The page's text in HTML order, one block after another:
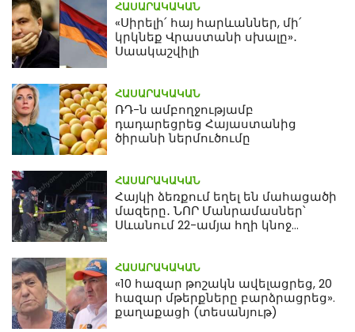
ՀԱՍԱՐԱԿԱԿԱՆ
«Սիրելի՛ հայ հարևաններ, մի՛
կրկնեք Վրաստանի սխալը»․
Սաակաշվիլի
ՀԱՍԱՐԱԿԱԿԱՆ
ՌԴ-ն ամբողջությամբ
դադարեցրեց Հայաստանից
ծիրանի ներմուծումը
ՀԱՍԱՐԱԿԱԿԱՆ
Հայկի ձեռքում եղել են մահացածի
մազերը․ ՆՈՐ Մանրամասներ՝
Սևանում 22-ամյա հղի կնոջ
ՀԱՍԱՐԱԿԱԿԱՆ
«10 հազար թոշակն ավելացրեց, 20
հազար մթերքները բարձրացրեց».
քաղաքացի (տեսանյութ)